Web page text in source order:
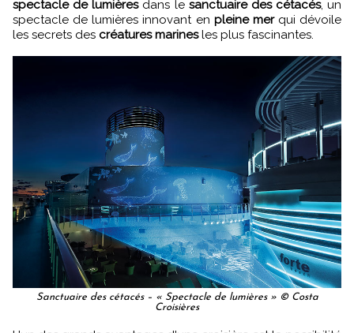
spectacle de lumièresdans le sanctuaire des cétacés, un
spectacle de lumières innovant en pleine merqui dévoile
les secrets des créatures marinesles plus fascinantes.
Sanctuaire des cétacés – « Spectacle de lumières » © Costa
Croisières